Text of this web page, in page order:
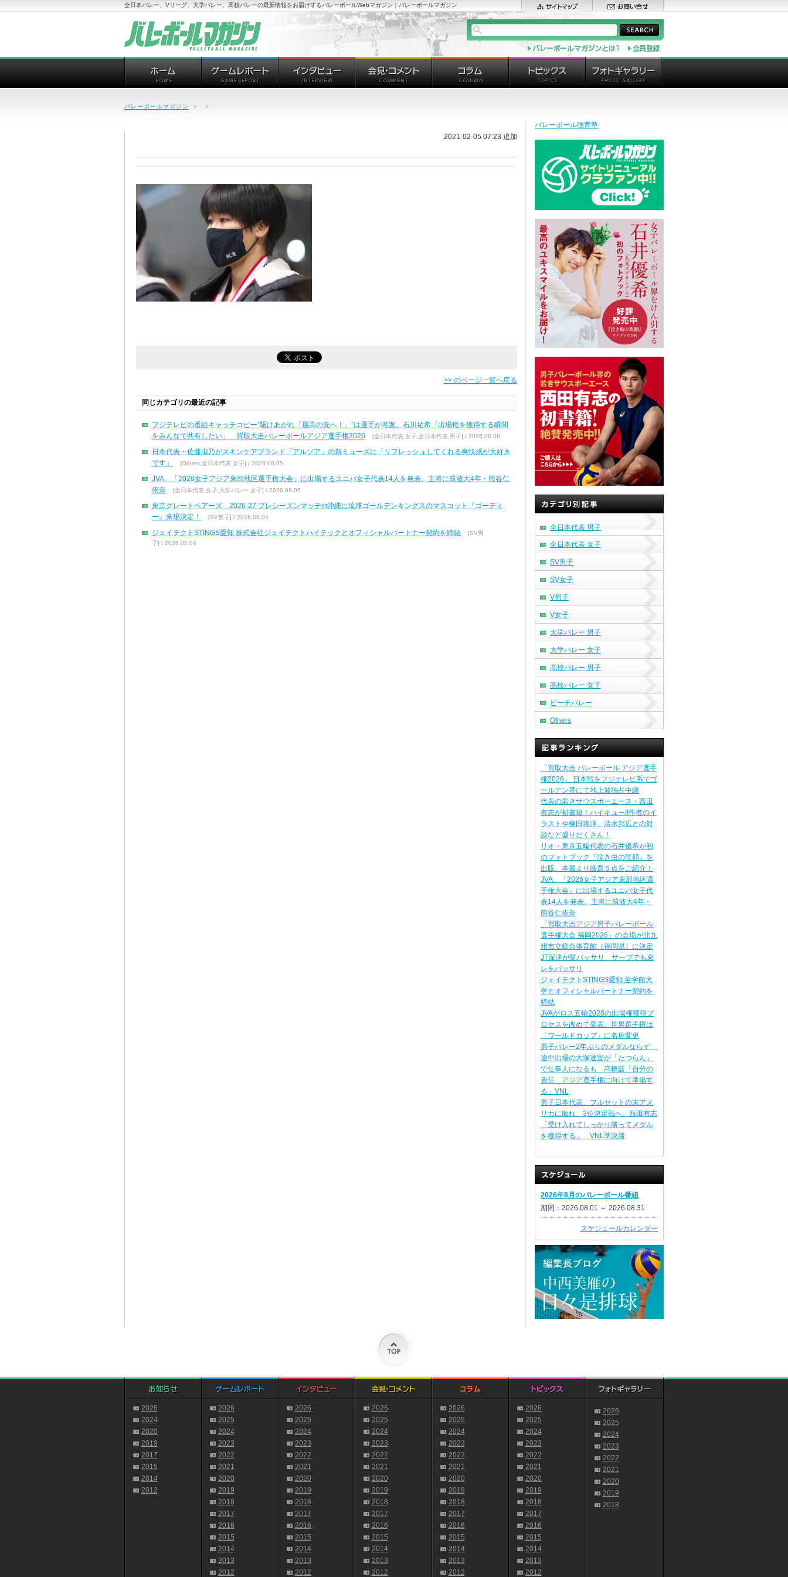
全日本バレー、Vリーグ、大学バレー、高校バレーの最新情報をお届けするバレーボールWebマガジン｜バレーボールマガジン
バレーボールマガジン > >
2021-02-05 07:23 追加
>> のページ一覧へ戻る
同じカテゴリの最近の記事
フジテレビの番組キャッチコピー”駆けあがれ「最高の先へ！」”は選手が考案。石川祐希「出場権を獲得する瞬間
をみんなで共有したい」 買取大吉バレーボールアジア選手権2026
[全日本代表 女子,全日本代表 男子] / 2026.08.06
日本代表・佐藤淑乃がスキンケアブランド「アルソア」の新ミューズに「リフレッシュしてくれる爽快感が大好き
です」
[Others,全日本代表 女子] / 2026.08.05
JVA、「2026女子アジア東部地区選手権大会」に出場するユニバ女子代表14人を発表。主将に筑波大4年・熊谷仁
依奈
[全日本代表 女子,大学バレー 女子] / 2026.08.05
東京グレートベアーズ 2026-27 プレシーズンマッチin沖縄に琉球ゴールデンキングスのマスコット『ゴーディ
ー』来場決定！
[SV男子] / 2026.08.04
ジェイテクトSTINGS愛知 株式会社ジェイテクトハイテックとオフィシャルパートナー契約を締結 [SV男
子] / 2026.08.04
バレーボール強育塾
全日本代表 男子
全日本代表 女子
SV男子
SV女子
V男子
V女子
大学バレー 男子
大学バレー 女子
高校バレー 男子
高校バレー 女子
ビーチバレー
Others
「買取大吉 バレーボール アジア選手
権2026」 日本戦をフジテレビ系でゴ
ールデン帯にて地上波独占中継
代表の若きサウスポーエース・西田
有志が初書籍！ハイキュー!!作者のイ
ラストや柳田将洋、清水邦広との対
談など盛りだくさん！
リオ・東京五輪代表の石井優希が初
のフォトブック『泣き虫の笑顔』を
出版。本書より厳選５点をご紹介！
JVA、「2026女子アジア東部地区選
手権大会」に出場するユニバ女子代
表14人を発表。主将に筑波大4年・
熊谷仁依奈
「買取大吉アジア男子バレーボール
選手権大会 福岡2026」の会場が北九
州市立総合体育館（福岡県）に決定
JT深津が髪バッサリ サーブでも東
レをバッサリ
ジェイテクトSTINGS愛知 至学館大
学とオフィシャルパートナー契約を
締結
JVAがロス五輪2028の出場権獲得プ
ロセスを改めて発表。世界選手権は
「ワールドカップ」に名称変更
男子バレー2年ぶりのメダルならず
途中出場の大塚達宣が「たつらん」
で仕事人になるも 髙橋藍「自分の
責任 アジア選手権に向けて準備す
る」VNL
男子日本代表、フルセットの末アメ
リカに敗れ、3位決定戦へ。西田有志
「受け入れてしっかり勝ってメダル
を獲得する」 VNL準決勝
2026年8月のバレーボール番組
期間：2026.08.01 ～ 2026.08.31
スケジュールカレンダー
2026
2024
2020
2019
2017
2015
2014
2012
2026
2025
2024
2023
2022
2021
2020
2019
2018
2017
2016
2015
2014
2013
2012
2026
2025
2024
2023
2022
2021
2020
2019
2018
2017
2016
2015
2014
2013
2012
2026
2025
2024
2023
2022
2021
2020
2019
2018
2017
2016
2015
2014
2013
2012
2026
2025
2024
2023
2022
2021
2020
2019
2018
2017
2016
2015
2014
2013
2012
2026
2025
2024
2023
2022
2021
2020
2019
2018
2017
2016
2015
2014
2013
2012
2026
2025
2024
2023
2022
2021
2020
2019
2018